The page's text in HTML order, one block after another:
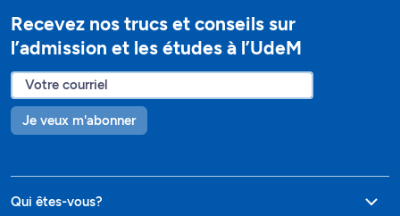
Recevez nos trucs et conseils sur
l’admission et les études à l’UdeM
Je veux m'abonner
Qui êtes-vous?